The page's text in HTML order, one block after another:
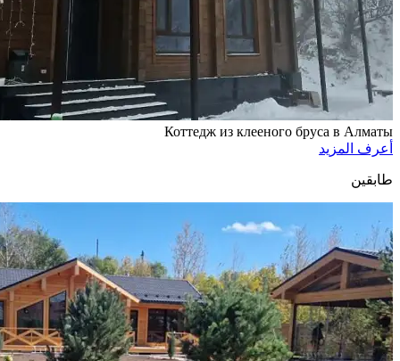
Коттедж из клееного бруса в Алматы
أعرف المزيد
طابقين